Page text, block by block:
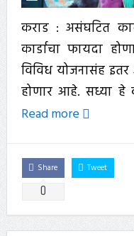
कराड : असंघटित
कार्डाचा फायदा
विविध योजनासंह
होणार आहे. सध्या हे
Read more
Share
0
Tweet